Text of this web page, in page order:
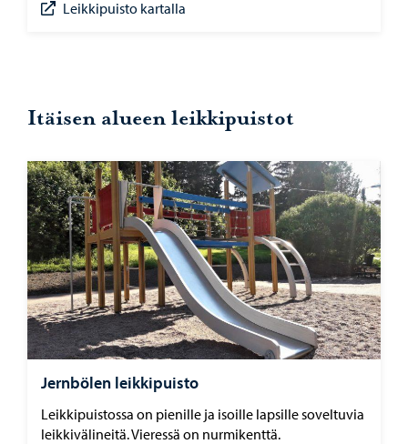
Leikkipuisto kartalla
Itäisen alueen leikkipuistot
Jernbölen leikkipuisto
Leikkipuistossa on pienille ja isoille lapsille soveltuvia
leikkivälineitä. Vieressä on nurmikenttä.